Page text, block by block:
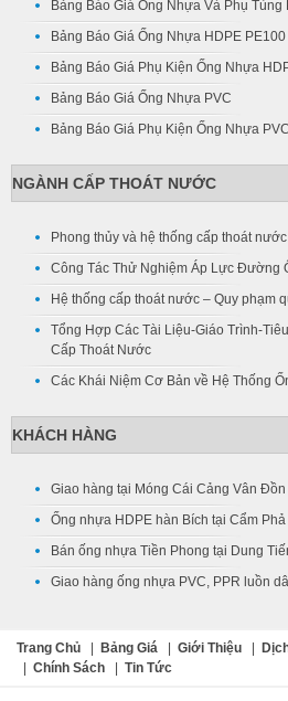
Bảng Báo Giá Ống Nhựa Và Phụ Tùng
Bảng Báo Giá Ống Nhựa HDPE PE100
Bảng Báo Giá Phụ Kiện Ống Nhựa
Bảng Báo Giá Ống Nhựa PVC
Bảng Báo Giá Phụ Kiện Ống Nhựa PVC
NGÀNH CẤP THOÁT NƯỚC
Phong thủy và hệ thống cấp thoát nước
Công Tác Thử Nghiệm Áp Lực Đường
Hệ thống cấp thoát nước – Quy phạm
Tổng Hợp Các Tài Liệu-Giáo Trình-
Cấp Thoát Nước
Các Khái Niệm Cơ Bản về Hệ Thống
KHÁCH HÀNG
Giao hàng tại Móng Cái Cảng Vân
Ống nhựa HDPE hàn Bích tại Cẩm
Bán ống nhựa Tiền Phong tại Dung
Giao hàng ống nhựa PVC, PPR luồn
Trang Chủ | Bảng Giá | Giới Thiệu |
| Chính Sách | Tin Tức